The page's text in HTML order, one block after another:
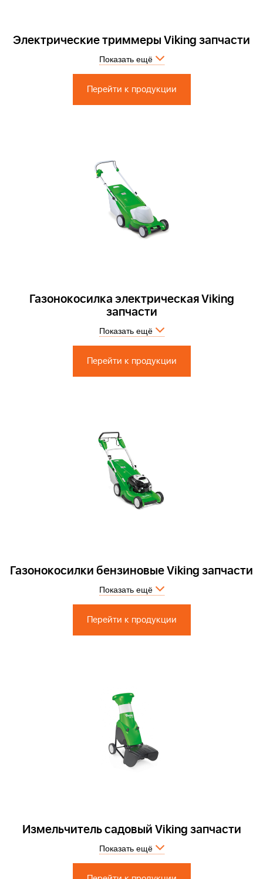
Электрические триммеры Viking запчасти
Запчасти по России и СПБ > Официальный сервисный центр.
Показать ещё
Перейти к продукции
Газонокосилка электрическая Viking
запчасти
Запчасти по России и СПБ > Официальный сервисный центр.
Показать ещё
Перейти к продукции
Газонокосилки бензиновые Viking запчасти
Запчасти по России и СПБ > Официальный сервисный центр
Показать ещё
Перейти к продукции
Измельчитель садовый Viking запчасти
Запчасти по России и СПБ > Официальный сервисный центр.
Показать ещё